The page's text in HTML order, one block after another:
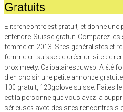
Gratuits
Eliterencontre est gratuit, et donne une
entendre. Suisse gratuit. Comparez
femme en 2013. Sites généralistes et
femme en suisse de créer un site de
proximeety. Celibatairesduweb. A été
d'en choisir une petite annonce
100 gratuit, 123golove suisse. Faites
est la personne que vous avez la
sérieuses avec des sites rencontres s